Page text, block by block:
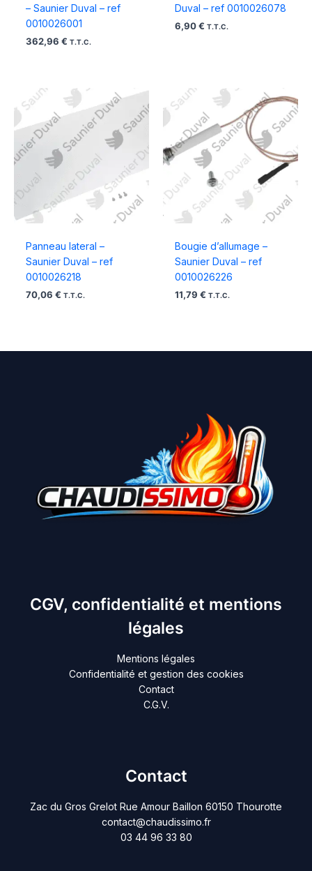
– Saunier Duval – ref
0010026001
362,96 € T.T.C.
Duval – ref 0010026078
6,90 € T.T.C.
Panneau lateral –
Saunier Duval – ref
0010026218
70,06 € T.T.C.
Bougie d’allumage –
Saunier Duval – ref
0010026226
11,79 € T.T.C.
CGV, confidentialité et mentions
légales
Mentions légales
Confidentialité et gestion des cookies
Contact
C.G.V.
Contact
Zac du Gros Grelot Rue Amour Baillon 60150 Thourotte
contact@chaudissimo.fr
03 44 96 33 80